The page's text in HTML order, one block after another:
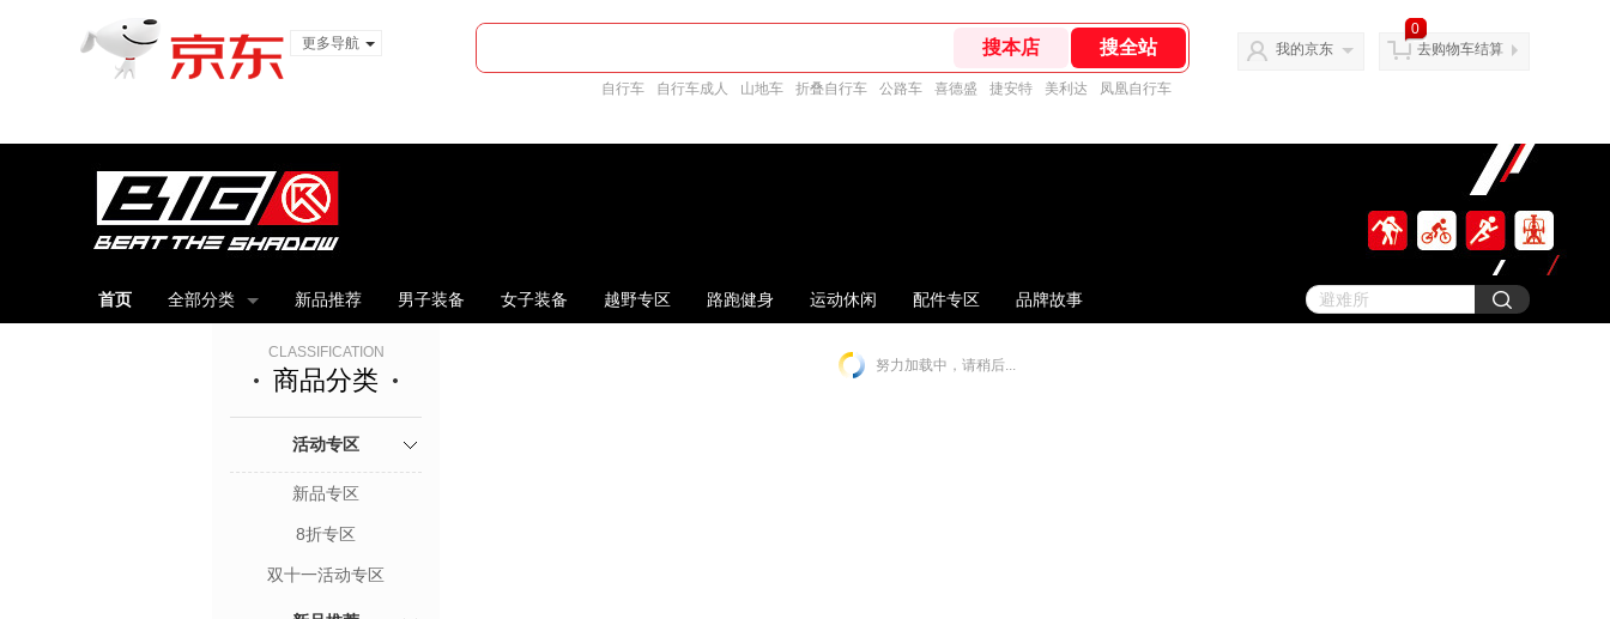
更多导航
自行车 自行车成人 山地车 折叠自行车 公路车 喜德盛 捷安特 美利达 凤凰自行车
我的京东
0
去购物车结算
首页 全部分类 新品推荐 男子装备 女子装备 越野专区 路跑健身 运动休闲 配件专区 品牌故事
CLASSIFICATION
商品分类
活动专区
新品专区
8折专区
双十一活动专区
努力加载中，请稍后...